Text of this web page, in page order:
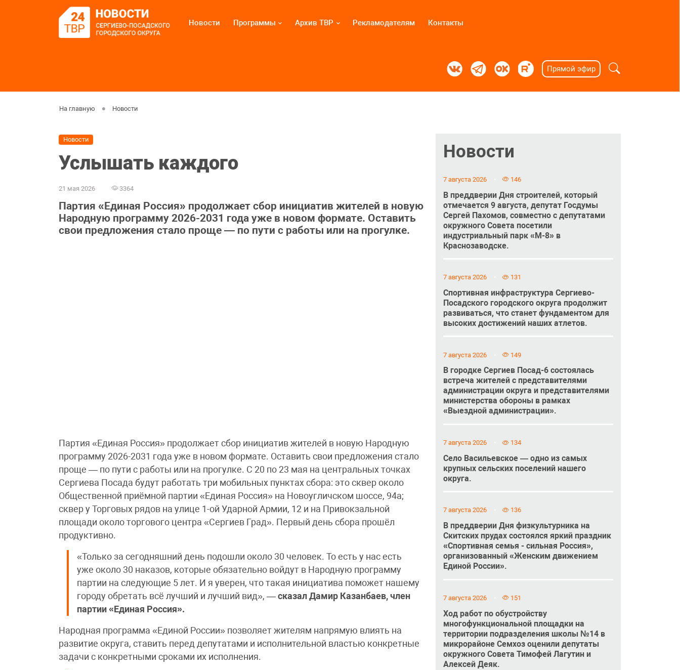
Новости Программы Архив ТВР Рекламодателям Контакты
Прямой эфир
На главную Новости
Новости
Услышать каждого
21 мая 2026 3364
Партия «Единая Россия» продолжает сбор инициатив жителей в новую
Народную программу 2026-2031 года уже в новом формате. Оставить
свои предложения стало проще — по пути с работы или на прогулке.
Партия «Единая Россия» продолжает сбор инициатив жителей в новую Народную
программу 2026-2031 года уже в новом формате. Оставить свои предложения стало
проще — по пути с работы или на прогулке. С 20 по 23 мая на центральных точках
Сергиева Посада будут работать три мобильных пунктах сбора: это сквер около
Общественной приёмной партии «Единая Россия» на Новоугличском шоссе, 94а;
сквер у Торговых рядов на улице 1-ой Ударной Армии, 12 и на Привокзальной
площади около торгового центра «Сергиев Град». Первый день сбора прошёл
продуктивно.
«Только за сегодняшний день подошли около 30 человек. То есть у нас есть
уже около 30 наказов, которые обязательно войдут в Народную программу
партии на следующие 5 лет. И я уверен, что такая инициатива поможет нашему
городу обретать всё лучший и лучший вид», —сказал Дамир Казанбаев, член
партии «Единая Россия».
Народная программа «Единой России» позволяет жителям напрямую влиять на
развитие округа, ставить перед депутатами и исполнительной властью конкретные
задачи с конкретными сроками их исполнения.
Новости
7 августа 2026 146
В преддверии Дня строителей, который
отмечается 9 августа, депутат Госдумы
Сергей Пахомов, совместно с депутатами
окружного Совета посетили
индустриальный парк «М-8» в
Краснозаводске.
7 августа 2026 131
Спортивная инфраструктура Сергиево-
Посадского городского округа продолжит
развиваться, что станет фундаментом для
высоких достижений наших атлетов.
7 августа 2026 149
В городке Сергиев Посад-6 состоялась
встреча жителей с представителями
администрации округа и представителями
министерства обороны в рамках
«Выездной администрации».
7 августа 2026 134
Село Васильевское — одно из самых
крупных сельских поселений нашего
округа.
7 августа 2026 136
В преддверии Дня физкультурника на
Скитских прудах состоялся яркий праздник
«Спортивная семья - сильная Россия»,
организованный «Женским движением
Единой России».
7 августа 2026 151
Ход работ по обустройству
многофункциональной площадки на
территории подразделения школы №14 в
микрорайоне Семхоз оценили депутаты
окружного Совета Тимофей Лагутин и
Алексей Деяк.